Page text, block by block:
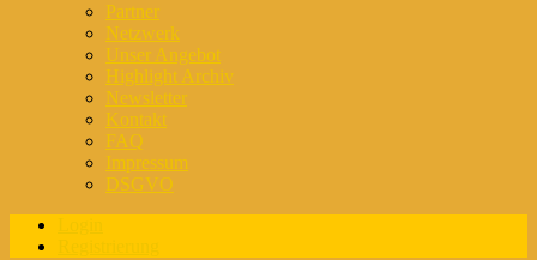
Partner
Netzwerk
Unser Angebot
Highlight Archiv
Newsletter
Kontakt
FAQ
Impressum
DSGVO